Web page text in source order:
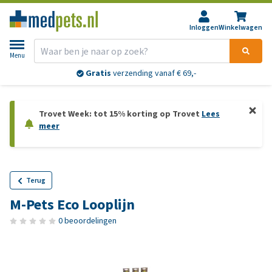
InloggenWinkelwagen
Menu
Gratis verzending vanaf € 69,-
Trovet Week: tot 15% korting op Trovet Lees
meer
Terug
M-Pets Eco Looplijn
0 beoordelingen